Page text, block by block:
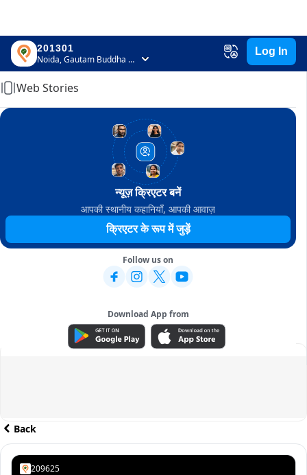
201301
Noida, Gautam Buddha Nagar, Uttar Pradesh
Log In
Home
Web Stories
न्यूज़ क्रिएटर बनें
आपकी स्थानीय कहानियाँ, आपकी आवाज़
क्रिएटर के रूप में जुड़ें
Follow us on
Download App from
ADVERTISEMENT
Back
209625